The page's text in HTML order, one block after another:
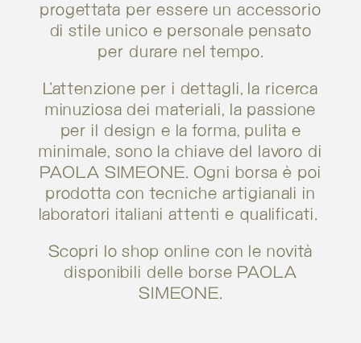
progettata per essere un accessorio
di stile unico e personale pensato
per durare nel tempo.
L’attenzione per i dettagli, la ricerca
minuziosa dei materiali, la passione
per il design e la forma, pulita e
minimale, sono la chiave del lavoro di
PAOLA SIMEONE. Ogni borsa è poi
prodotta con tecniche artigianali in
laboratori italiani attenti e qualificati.
Scopri lo shop online con le novità
disponibili delle borse PAOLA
SIMEONE.